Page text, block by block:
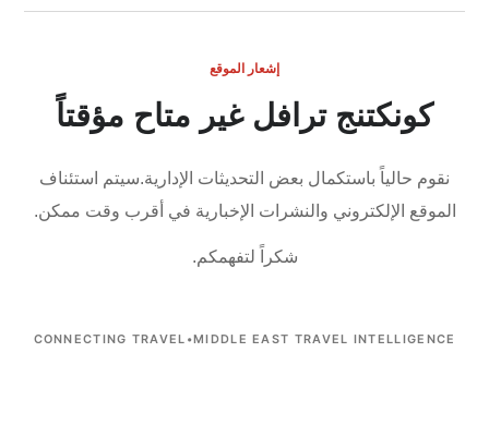
إشعار الموقع
كونكتنج ترافل غير متاح مؤقتاً
نقوم حالياً باستكمال بعض التحديثات الإدارية.سيتم استئناف
الموقع الإلكتروني والنشرات الإخبارية في أقرب وقت ممكن.
شكراً لتفهمكم.
CONNECTING TRAVEL •MIDDLE EAST TRAVEL INTELLIGENCE